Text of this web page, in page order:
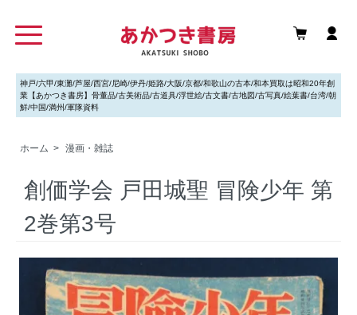
神戸/六甲/東灘/芦屋/西宮/尼崎/伊丹/姫路/大阪/京都/和歌山の古本/和本買取は昭和20年創
業【あかつき書房】骨董品/古美術品/古道具/浮世絵/古文書/古地図/古写真/絵葉書/台湾/朝
鮮/中国/満州/軍隊資料
ホーム > 漫画・雑誌
創価学会 戸田城聖 冒険少年 第
2巻第3号